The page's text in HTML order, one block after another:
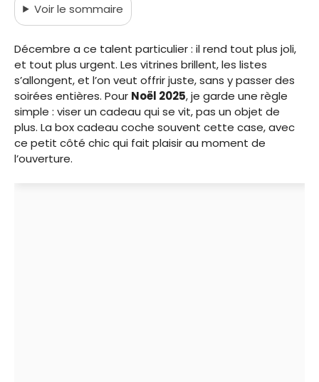
Voirle sommaire
Décembre a ce talent particulier : il rend tout plus joli,
et tout plus urgent. Les vitrines brillent, les listes
s’allongent, et l’on veut offrir juste, sans y passer des
soirées entières. Pour Noël 2025, je garde une règle
simple : viser un cadeau qui se vit, pas un objet de
plus. La box cadeau coche souvent cette case, avec
ce petit côté chic qui fait plaisir au moment de
l’ouverture.